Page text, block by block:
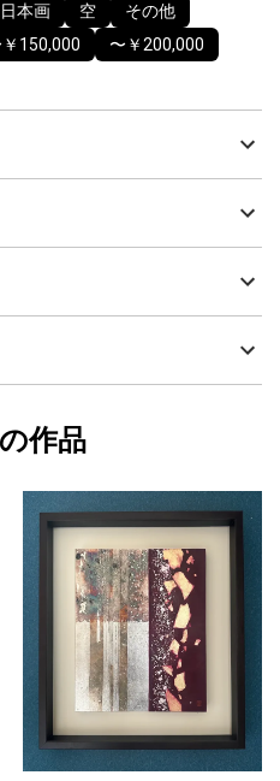
日本画 空
その他
￥150,000 〜￥200,000
作品